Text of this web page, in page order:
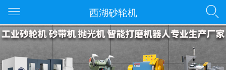
西湖砂轮机